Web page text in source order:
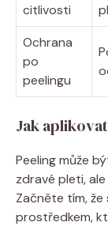
⁤citlivosti
Ochrana
po
peelingu
Jak
Peeling může⁤
zdravé pleti,‍
Začněte tím,
⁣prostředkem,